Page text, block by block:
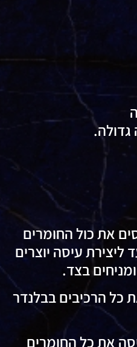
את כול החומרים
ליצירת עיסה יוצרים
בצד.
כל הרכיבים בבלנדר
את כל החומרים